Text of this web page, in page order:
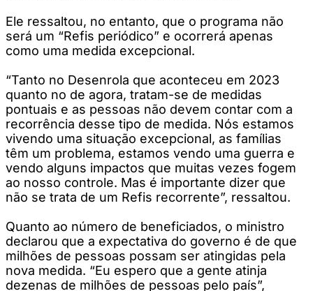
Ele ressaltou, no entanto, que o programa não
será um “Refis periódico” e ocorrerá apenas
como uma medida excepcional.
“Tanto no Desenrola que aconteceu em 2023
quanto no de agora, tratam-se de medidas
pontuais e as pessoas não devem contar com a
recorrência desse tipo de medida. Nós estamos
vivendo uma situação excepcional, as famílias
têm um problema, estamos vendo uma guerra e
vendo alguns impactos que muitas vezes fogem
ao nosso controle. Mas é importante dizer que
não se trata de um Refis recorrente”, ressaltou.
Quanto ao número de beneficiados, o ministro
declarou que a expectativa do governo é de que
milhões de pessoas possam ser atingidas pela
nova medida. “Eu espero que a gente atinja
dezenas de milhões de pessoas pelo país”,